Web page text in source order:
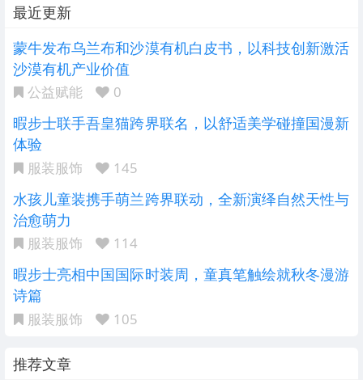
最近更新
蒙牛发布乌兰布和沙漠有机白皮书，以科技创新激活
沙漠有机产业价值
公益赋能 0
暇步士联手吾皇猫跨界联名，以舒适美学碰撞国漫新
体验
服装服饰 145
水孩儿童装携手萌兰跨界联动，全新演绎自然天性与
治愈萌力
服装服饰 114
暇步士亮相中国国际时装周，童真笔触绘就秋冬漫游
诗篇
服装服饰 105
推荐文章